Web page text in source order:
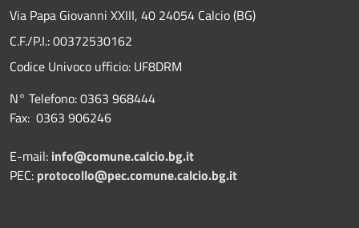
Via Papa Giovanni XXIII, 40 24054 Calcio (BG)
C.F./P.I.: 00372530162
Codice Univoco ufficio: UF8DRM
N° Telefono: 0363 968444
Fax: 0363 906246
E-mail: info@comune.calcio.bg.it
PEC: protocollo@pec.comune.calcio.bg.it